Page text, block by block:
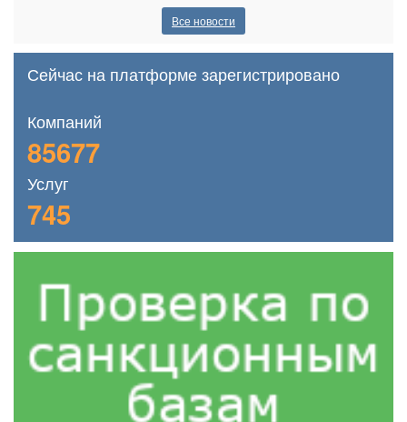
Все новости
Сейчас на платформе зарегистрировано
Компаний
85677
Услуг
745